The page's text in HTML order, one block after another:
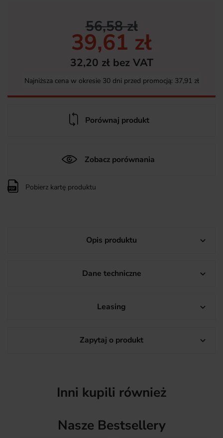
56,58 zł
39,61 zł
32,20 zł bez VAT
Najniższa cena w okresie 30 dni przed promocją: 37,91 zł
Porównaj produkt
Zobacz porównania
Pobierz kartę produktu
Opis produktu 
Dane techniczne 
Leasing 
Zapytaj o produkt 
Inni kupili również
Nasze Bestsellery